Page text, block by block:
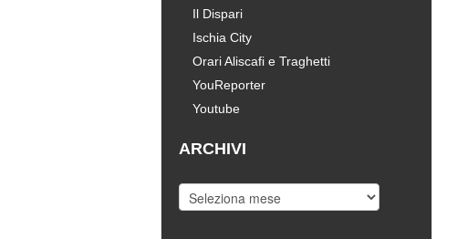
Il Dispari
Ischia City
Orari Aliscafi e Traghetti
YouReporter
Youtube
ARCHIVI